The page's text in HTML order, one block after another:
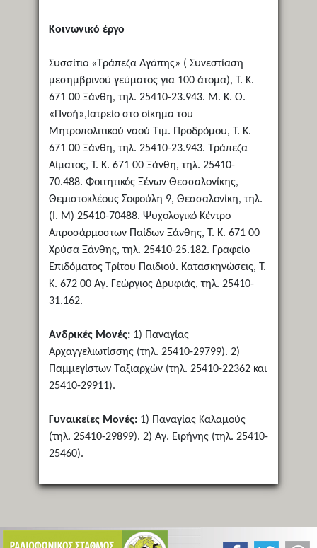
Κοινωνικό έργο
Συσσίτιο «Τράπεζα Αγάπης» ( Συνεστίαση
μεσημβρινού γεύματος για 100 άτομα), Τ. Κ.
671 00 Ξάνθη, τηλ. 25410-23.943. Μ. Κ. Ο.
«Πνοή»,Ιατρείο στο οίκημα του
Μητροπολιτικού ναού Τιμ. Προδρόμου, Τ. Κ.
671 00 Ξάνθη, τηλ. 25410-23.943. Τράπεζα
Αίματος, Τ. Κ. 671 00 Ξάνθη, τηλ. 25410-
70.488. Φοιτητικός Ξένων Θεσσαλονίκης,
Θεμιστοκλέους Σοφούλη 9, Θεσσαλονίκη, τηλ.
(Ι. Μ) 25410-70488. Ψυχολογικό Κέντρο
Απροσάρμοστων Παίδων Ξάνθης, Τ. Κ. 671 00
Χρύσα Ξάνθης, τηλ. 25410-25.182. Γραφείο
Επιδόματος Τρίτου Παιδιού. Κατασκηνώσεις, Τ.
Κ. 672 00 Αγ. Γεώργιος Δρυφιάς, τηλ. 25410-
31.162.
Ανδρικές Μονές:1) Παναγίας
Αρχαγγελιωτίσσης (τηλ. 25410-29799). 2)
Παμμεγίστων Ταξιαρχών (τηλ. 25410-22362 και
25410-29911).
Γυναικείες Μονές:1) Παναγίας Καλαμούς
(τηλ. 25410-29899). 2) Αγ. Ειρήνης (τηλ. 25410-
25460).